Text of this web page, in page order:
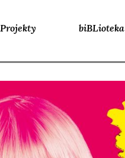
Projekty biBLioteka